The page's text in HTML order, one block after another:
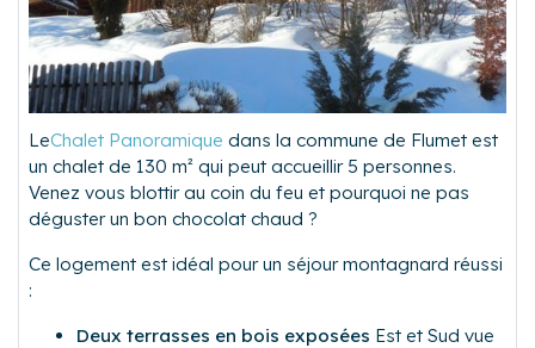
LeChalet Panoramique dans la commune de Flumet est
un chalet de 130 m² qui peut accueillir 5 personnes.
Venez vous blottir au coin du feu et pourquoi ne pas
déguster un bon chocolat chaud ?
Ce logement est idéal pour un séjour montagnard réussi
:
Deux terrasses en bois exposées Est et Sud vue